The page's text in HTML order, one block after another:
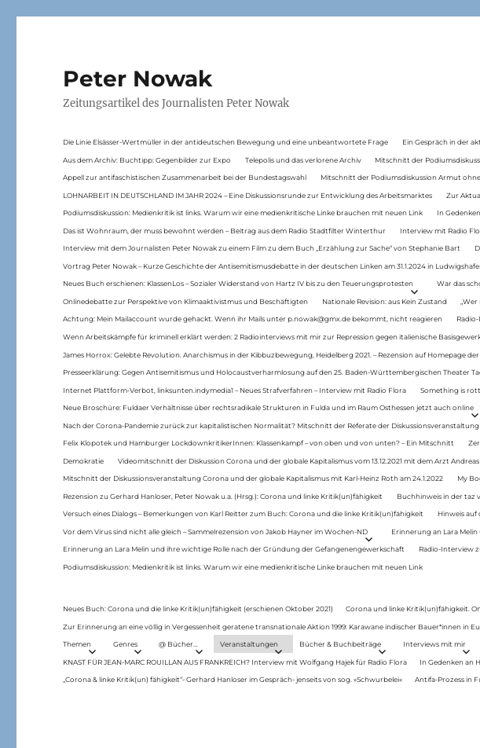
Peter Nowak
Zeitungsartikel des Journalisten Peter Nowak
Die Linie Elsässer-Wertmüller in der antideutschen Bewegung und eine unbeantwortete Frage Ein Gespräch in der
Aus dem Archiv: Buchtipp: Gegenbilder zur Expo Telepolis und das verlorene Archiv Mitschnitt der
Appell zur antifaschistischen Zusammenarbeit bei der Bundestagswahl Mitschnitt der Podiumsdiskussion Armut
LOHNARBEIT IN DEUTSCHLAND IM JAHR 2024 – Eine Diskussionsrunde zur Entwicklung des Arbeitsmarktes Zur
Podiumsdiskussion: Medienkritik ist links. Warum wir eine medienkritische Linke brauchen mit neuen Link In
Das ist Wohnraum, der muss bewohnt werden – Beitrag aus dem Radio Stadtfilter Winterthur Interview mit Radio
Interview mit dem Journalisten Peter Nowak zu einem Film zu dem Buch „Erzählung zur Sache“ von Stephanie Bart
Vortrag Peter Nowak – Kurze Geschichte der Antisemitismusdebatte in der deutschen Linken am 31.1.2024 in
Neues Buch erschienen: KlassenLos – Sozialer Widerstand von Hartz IV bis zu den Teuerungsprotesten War das
Onlinedebatte zur Perspektive von Klimaaktivistmus und Beschäftigten Nationale Revision: aus Kein Zustand
Achtung: Mein Mailaccount wurde gehackt. Wenn ihr Mails unter p.nowak@gmx.de bekommt, nicht reagieren
Wenn Arbeitskämpfe für kriminell erklärt werden: 2 Radiointerviews mit mir zur Repression gegen italienische
James Horrox: Gelebte Revolution. Anarchismus in der Kibbuzbewegung, Heidelberg 2021. – Rezension auf Homepage
Presseerklärung: Gegen Antisemitismus und Holocaustverharmlosung auf den 25. Baden-Württembergischen Theater
Internet Plattform-Verbot, linksunten.indymedia1 – Neues Strafverfahren – Interview mit Radio Flora Something is
Neue Broschüre: Fuldaer Verhältnisse über rechtsradikale Strukturen in Fulda und im Raum Osthessen jetzt auch online
Nach der Corona-Pandemie zurück zur kapitalistischen Normalität? Mitschnitt der Referate der Diskussionsveranstaltung
Felix Klopotek und Hamburger LockdownkritikerInnen: Klassenkampf – von oben und von unten? – Ein Mitschnitt
Demokratie Videomitschnitt der Diskussion Corona und der globale Kapitalismus vom 13.12.2021 mit dem Arzt
Mitschnitt der Diskussionsveranstaltung Corona und der globale Kapitalismus mit Karl-Heinz Roth am 24.1.2022 My
Rezension zu Gerhard Hanloser, Peter Nowak u.a. (Hrsg.): Corona und linke Kritik(un)fähigkeit Buchhinweis in der taz
Versuch eines Dialogs – Bemerkungen von Karl Reitter zum Buch: Corona und die linke Kritik(un)fähigkeit Hinweis auf
Vor dem Virus sind nicht alle gleich – Sammelrezension von Jakob Hayner im Wochen-ND Erinnerung an Lara
Erinnerung an Lara Melin und ihre wichtige Rolle nach der Gründung der Gefangenengewerkschaft Radio-Interview
Podiumsdiskussion: Medienkritik ist links. Warum wir eine medienkritische Linke brauchen mit neuen Link
Neues Buch: Corona und die linke Kritik(un)fähigkeit (erschienen Oktober 2021) Corona und linke Kritik(un)fähigkeit.
Zur Erinnerung an eine völlig in Vergessenheit geratene transnationale Aktion 1999: Karawane indischer Bauer*innen in
Themen Genres @ Bücher… Veranstaltungen Bücher & Buchbeiträge Interviews mit mir
KNAST FÜR JEAN-MARC ROUILLAN AUS FRANKREICH? Interview mit Wolfgang Hajek für Radio Flora In Gedenken an
„Corona & linke Kritik(un) fähigkeit“- Gerhard Hanloser im Gespräch- jenseits von sog. »Schwurbelei« Antifa-Prozess in